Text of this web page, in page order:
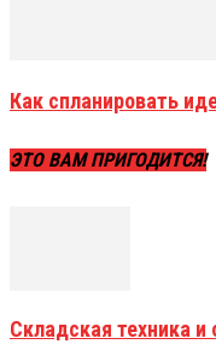
Как спланировать
ЭТО ВАМ ПРИГОДИТСЯ!
Складская техника